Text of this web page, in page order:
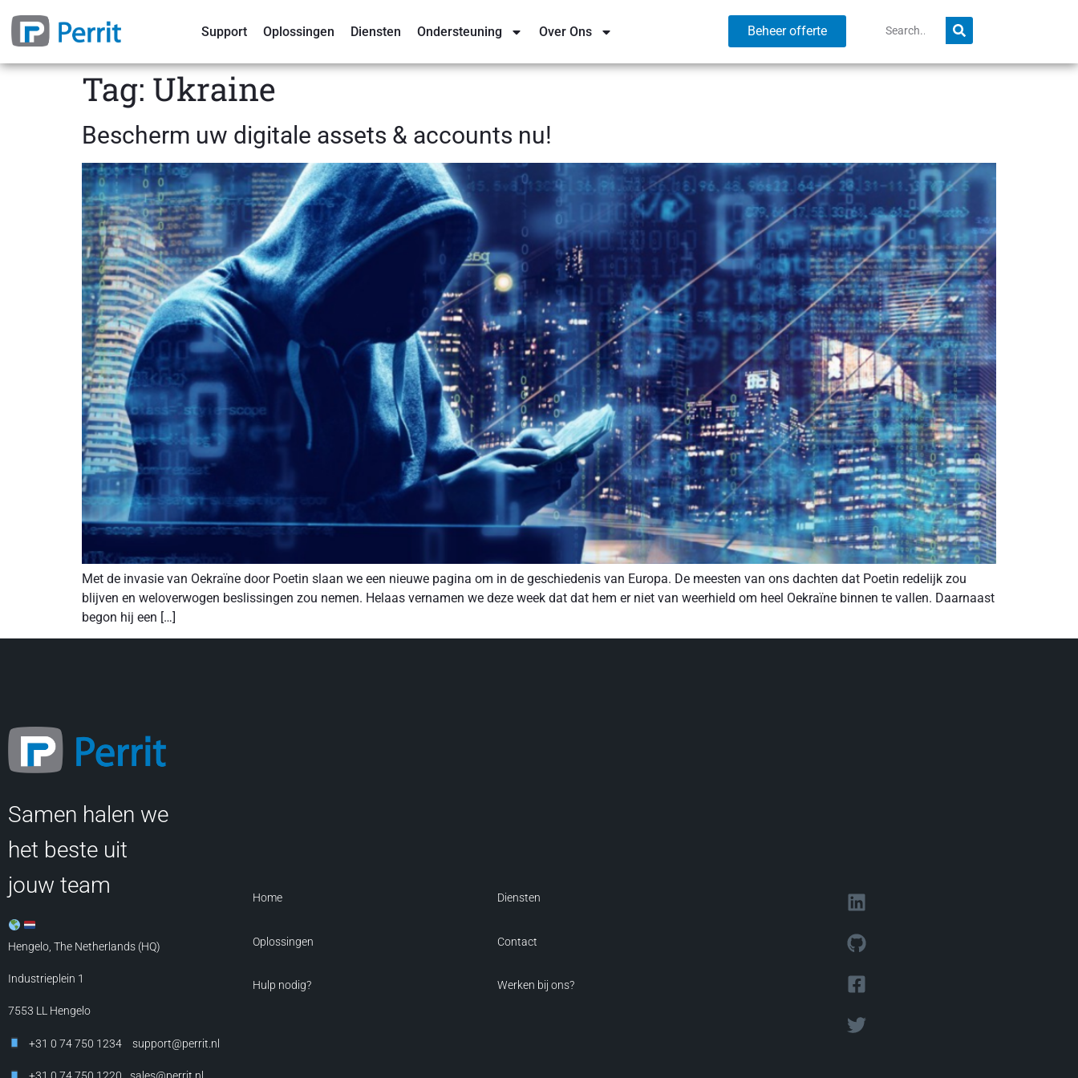
Support Oplossingen Diensten Ondersteuning Over Ons Beheer offerte
Tag: Ukraine
Bescherm uw digitale assets & accounts nu!
Met de invasie van Oekraïne door Poetin slaan we een nieuwe pagina om in de geschiedenis van Europa. De meesten van ons dachten dat Poetin redelijk zou
blijven en weloverwogen beslissingen zou nemen. Helaas vernamen we deze week dat dat hem er niet van weerhield om heel Oekraïne binnen te vallen. Daarnaast
begon hij een […]
Samen halen we
het beste uit
jouw team
Hengelo, The Netherlands (HQ)
Industrieplein 1
7553 LL Hengelo
+31 0 74 750 1234 support@perrit.nl
Home
Oplossingen
Hulp nodig?
Diensten
Contact
Werken bij ons?